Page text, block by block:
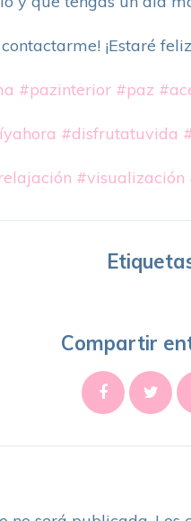
¡Estaré
#pazinterior #paz
#disfrutatuvida
#visualización
Compartir